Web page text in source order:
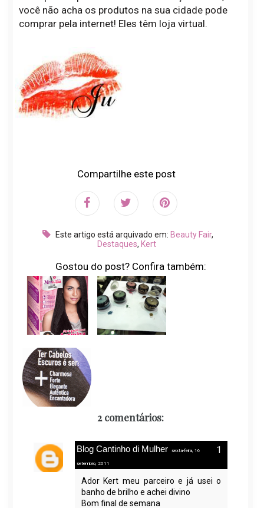
você não acha os produtos na sua cidade pode
comprar pela internet! Eles têm loja virtual.
Compartilhe este post
Este artigo está arquivado em: Beauty Fair,
Destaques, Kert
Gostou do post? Confira também:
2 comentários:
Blog Cantinho di Mulher sexta-feira, 16
setembro, 2011
Ador Kert meu parceiro e já usei o
banho de brilho e achei divino
Bom final de semana